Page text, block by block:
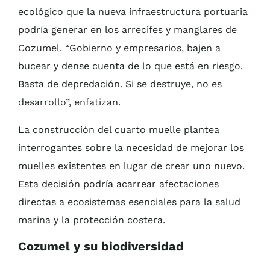
ecológico que la nueva infraestructura portuaria
podría generar en los arrecifes y manglares de
Cozumel. “Gobierno y empresarios, bajen a
bucear y dense cuenta de lo que está en riesgo.
Basta de depredación. Si se destruye, no es
desarrollo”, enfatizan.
La construcción del cuarto muelle plantea
interrogantes sobre la necesidad de mejorar los
muelles existentes en lugar de crear uno nuevo.
Esta decisión podría acarrear afectaciones
directas a ecosistemas esenciales para la salud
marina y la protección costera.
Cozumel y su biodiversidad